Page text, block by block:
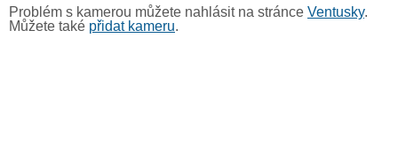
Problém s kamerou můžete nahlásit na stránce Ventusky.
Můžete také přidat kameru.